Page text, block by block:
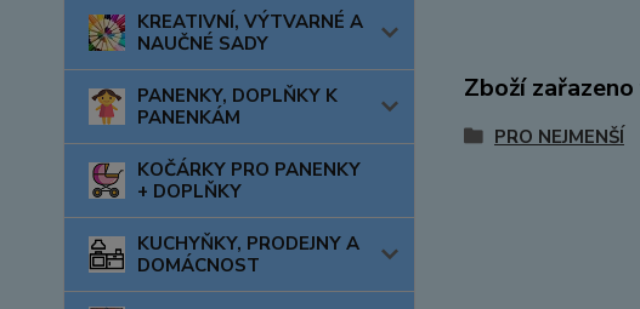
KREATIVNÍ, VÝTVARNÉ A
NAUČNÉ SADY
PANENKY, DOPLŇKY K
PANENKÁM
KOČÁRKY PRO PANENKY
+ DOPLŇKY
KUCHYŇKY, PRODEJNY A
DOMÁCNOST
Zboží
PRO NEJMENŠÍ